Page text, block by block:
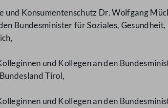
Konsumentenschutz Dr. Wolfgang
Bundesminister für Soziales,
und Kollegen an den
Tirol,
und Kollegen an den